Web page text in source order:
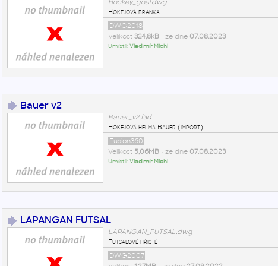
Hockey_goal.dwg
Hokejová branka
DWG2018
Velikost 324,8kB• ze dne 07.08.2023
Umístil:Vladimír Michl
Bauer v2
Bauer_v2.f3d
Hokejová helma Bauer (import)
Fusion360
Velikost 5,06MB• ze dne 07.08.2023
Umístil:Vladimír Michl
LAPANGAN FUTSAL
LAPANGAN_FUTSAL.dwg
Futsalové hřiště
DWG2007